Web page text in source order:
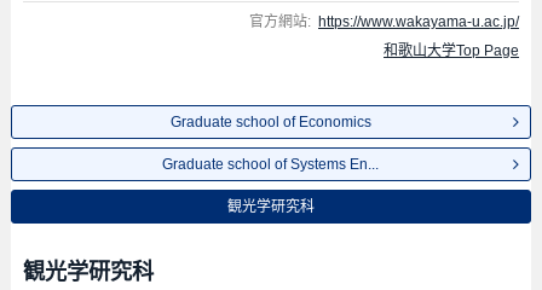
官方網站: https://www.wakayama-u.ac.jp/
和歌山大学Top Page
Graduate school of Economics
Graduate school of Systems En...
観光学研究科
観光学研究科